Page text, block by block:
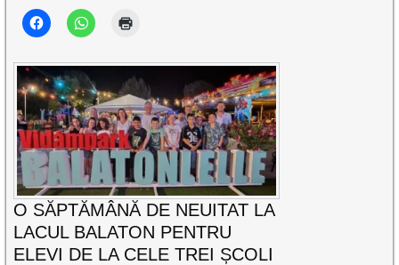
O SĂPTĂMÂNĂ DE NEUITAT LA
LACUL BALATON PENTRU
ELEVI DE LA CELE TREI ȘCOLI